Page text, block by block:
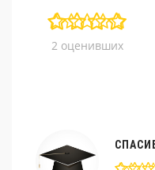
2 оценивших